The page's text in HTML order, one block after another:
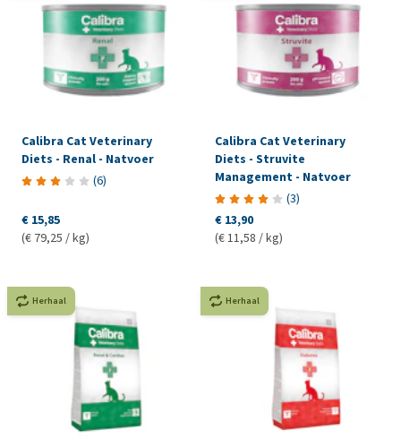
Calibra Cat Veterinary
Diets - Renal - Natvoer
(6)
€ 15,85
(€ 79,25 / kg)
Calibra Cat Veterinary
Diets - Struvite
Management - Natvoer
(3)
€ 13,90
(€ 11,58 / kg)
Herhaal Herhaal